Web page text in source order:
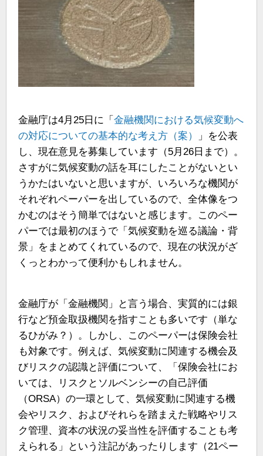
金融庁は4月25日に「 金融機関における気候変動へ
の対応についての基本的な考え方（案）
」を公表
し、現在意見を募集しています（5月26日まで）。
さすがに気候変動の話を耳にしたことがないとい
うかたはいないと思いますが、いろいろな機関が
それぞれペーパーを出しているので、全体像をつ
かむのはそう簡単ではないと感じます。このペー
パーでは最初のほうで「気候変動を巡る議論・背
景」をまとめてくれているので、現在の状況がざ
くっとわかって便利かもしれません。
金融庁が「金融機関」と言う場合、実質的には銀
行など預金取扱機関を指すことも多いです（単な
るひがみ？）。しかし、このペーパーは保険会社
も対象です。例えば、気候変動に関連する機会及
びリスクの認識と評価について、「保険会社にお
いては、リスクとソルベンシーの自己評価
（ORSA）の一環として、気候変動に関連する機
会やリスク、およびそれらを踏まえた戦略やリス
ク管理、資本の状況の妥当性を評価することも考
えられる」という注記があったりします（21ペー